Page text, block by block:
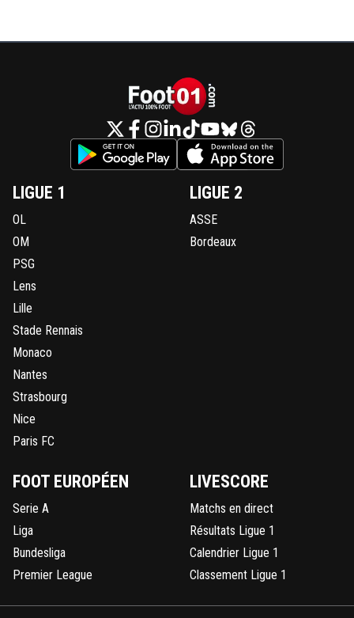
LIGUE 1
OL
OM
PSG
Lens
Lille
Stade Rennais
Monaco
Nantes
Strasbourg
Nice
Paris FC
LIGUE 2
ASSE
Bordeaux
FOOT EUROPÉEN
Serie A
Liga
Bundesliga
Premier League
LIVESCORE
Matchs en direct
Résultats Ligue 1
Calendrier Ligue 1
Classement Ligue 1